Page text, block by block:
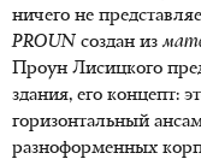
ничего не
PROUN создан из
Проун Лисицкого
здания, его концепт:
горизонтальный
разноформенных